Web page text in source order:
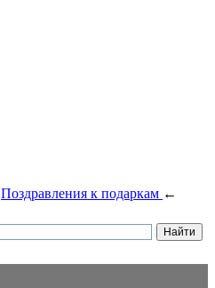
Поздравления к подаркам ←